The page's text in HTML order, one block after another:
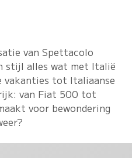
van Spettacolo
stijl alles wat met Italië
vakanties tot Italiaanse
van Fiat 500 tot
voor bewondering